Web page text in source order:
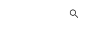
Skip to navigation